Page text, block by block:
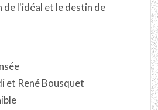
de l'idéal et le destin de
et René Bousquet